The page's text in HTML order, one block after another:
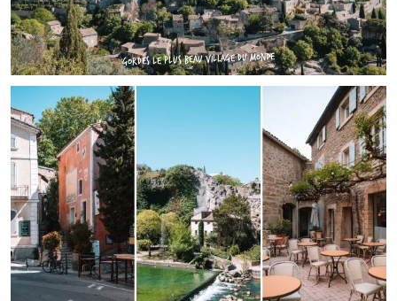
GORDES LE PLUS BEAU VILLAGE DU MONDE